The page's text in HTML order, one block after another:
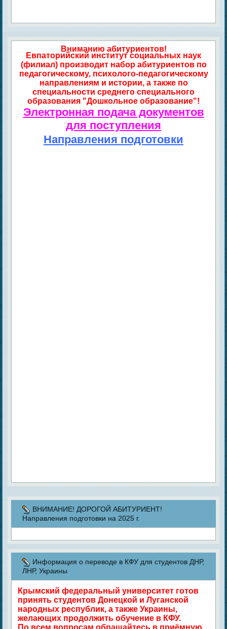
Вниманию абитуриентов!
Евпаторийский институт социальных наук
(филиал) производит набор абитуриентов по
педагогическому, психолого-педагогическому
направлениям и истории, а также по
специальности среднего специального
образования "Дошкольное образование"!
Электронная подача документов
для поступления
Направления подготовки
ВНИМАНИЕ! ДОРОГОЙ АБИТУРИЕНТ!
Направления подготовки на 2025 г.
Информация о переводе в КФУ для студентов ДНР,
ЛНР, Украины
Крымский федеральный университет готов
принять студентов Донецкой и Луганской
народных республик, а также Украины,
желающих продолжить обучение в КФУ.
По всем вопросам обращайтесь в приёмную